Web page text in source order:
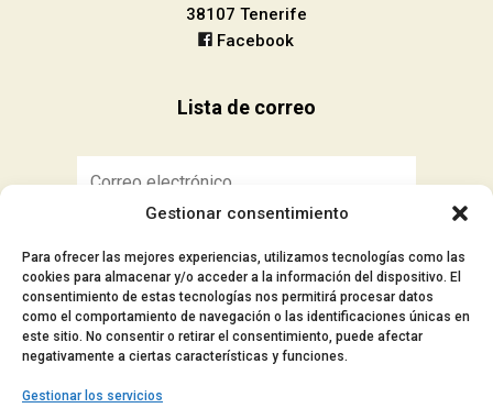
Gestionar consentimiento
Para ofrecer las mejores experiencias, utilizamos tecnologías como las
cookies para almacenar y/o acceder a la información del dispositivo. El
consentimiento de estas tecnologías nos permitirá procesar datos
como el comportamiento de navegación o las identificaciones únicas en
este sitio. No consentir o retirar el consentimiento, puede afectar
negativamente a ciertas características y funciones.
Gestionar los servicios
38107 Tenerife
Facebook
Lista de correo
■ Aviso Legal